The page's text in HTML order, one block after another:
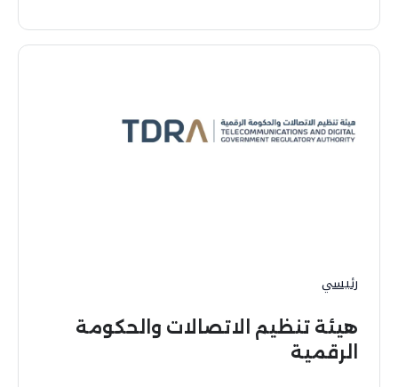
رئيسي
هيئة تنظيم الاتصالات والحكومة
الرقمية